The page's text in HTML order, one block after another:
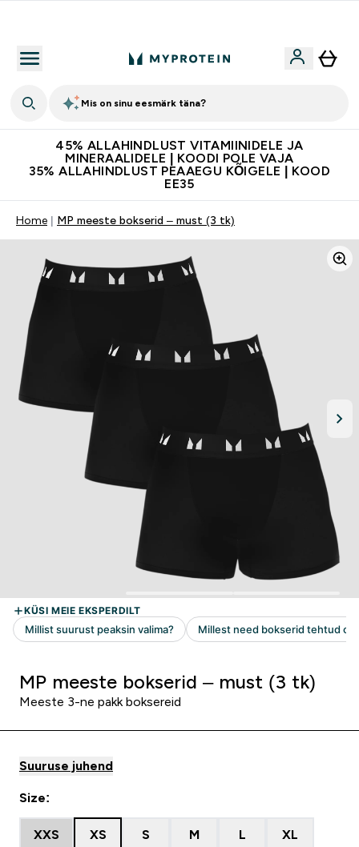
Mis on sinu eesmärk täna?
45% ALLAHINDLUST VITAMIINIDELE JA
MINERAALIDELE | KOODI POLE VAJA
35% ALLAHINDLUST PEAAEGU KÕIGELE | KOOD
EE35
Home MP meeste bokserid – must (3 tk)
MP meeste bokserid – must (3 tk)
Meeste 3-ne pakk boksereid
Suuruse juhend
Size:
XXS XS S M L XL